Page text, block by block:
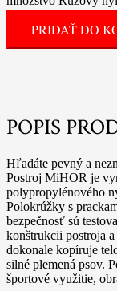
PRIDAŤ DO
POPIS
Hľadáte pevný a
Postroj MiHOR je
polypropylénového
Polokrúžky s
bezpečnosť sú
konštrukcii postroja
dokonale kopíruje
silné plemená psov.
športové využitie,